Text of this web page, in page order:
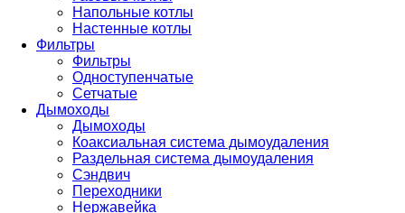
Напольные котлы
Настенные котлы
Фильтры
Фильтры
Одноступенчатые
Сетчатые
Дымоходы
Дымоходы
Коаксиальная система дымоудаления
Раздельная система дымоудаления
Сэндвич
Переходники
Нержавейка